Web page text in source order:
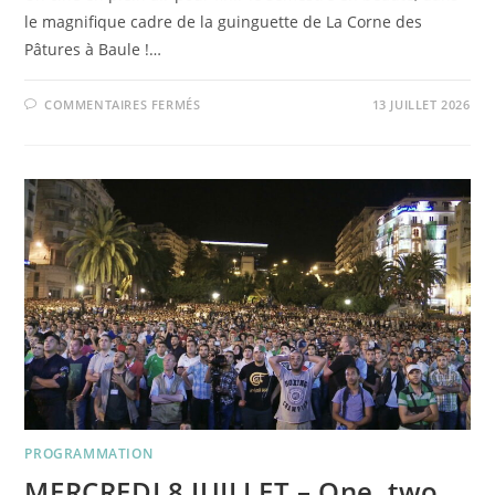
le magnifique cadre de la guinguette de La Corne des
Pâtures à Baule !…
COMMENTAIRES FERMÉSSUR
PEAU
LÉVY
13 JUILLET 2026
PROGRAMMATION